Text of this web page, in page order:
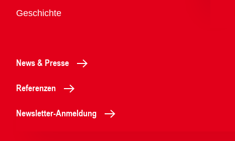
Geschichte
News & Presse
Referenzen
Newsletter-Anmeldung